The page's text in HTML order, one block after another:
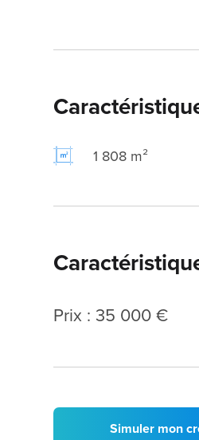
1 808 m²
Prix : 35 000 €
Simuler mon